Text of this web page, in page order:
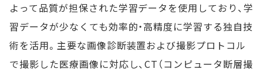
よって品質が担保された学習データを使用しており、学
習データが少なくても効率的・高精度に学習する独自技
術を活用。主要な画像診断装置および撮影プロトコル
で撮影した医療画像に対応し、CT（コンピュータ断層撮